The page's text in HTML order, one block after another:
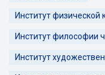
Институт физической
Институт философии
Институт